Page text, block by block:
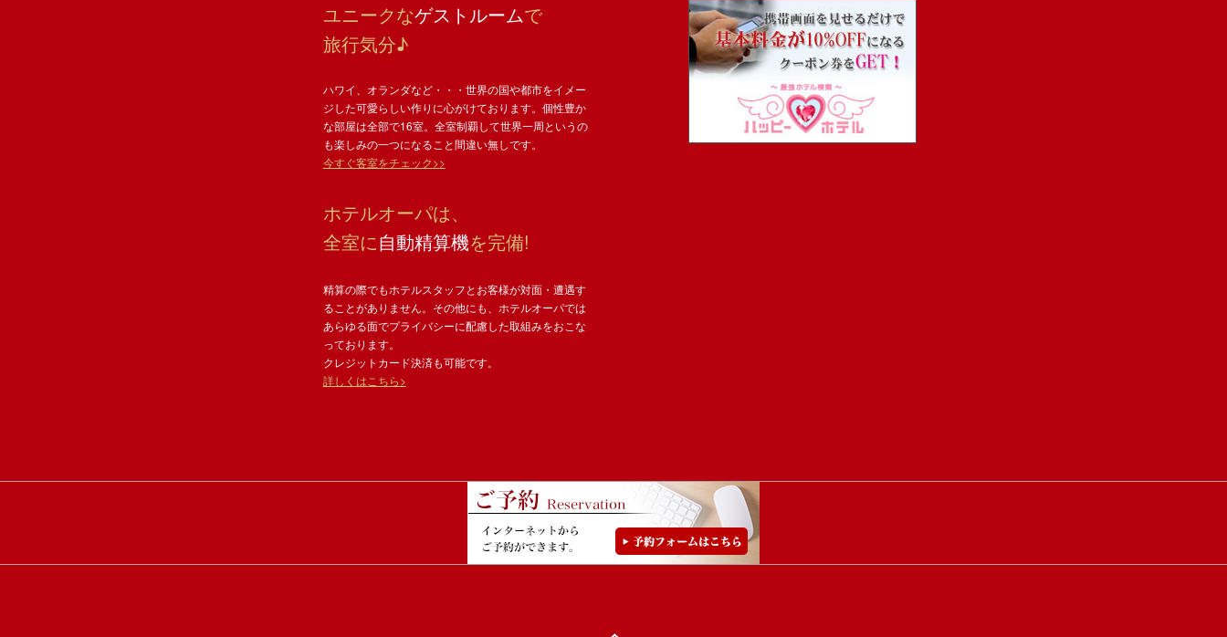
ユニークなゲストルームで
旅行気分♪
ハワイ、オランダなど・・・世界の国や都市をイメー
ジした可愛らしい作りに心がけております。個性豊か
な部屋は全部で16室。全室制覇して世界一周というの
も楽しみの一つになること間違い無しです。
今すぐ客室をチェック>>
ホテルオーパは、
全室に自動精算機を完備!
精算の際でもホテルスタッフとお客様が対面・遭遇す
ることがありません。その他にも、ホテルオーパでは
あらゆる面でプライバシーに配慮した取組みをおこな
っております。
クレジットカード決済も可能です。
詳しくはこちら>